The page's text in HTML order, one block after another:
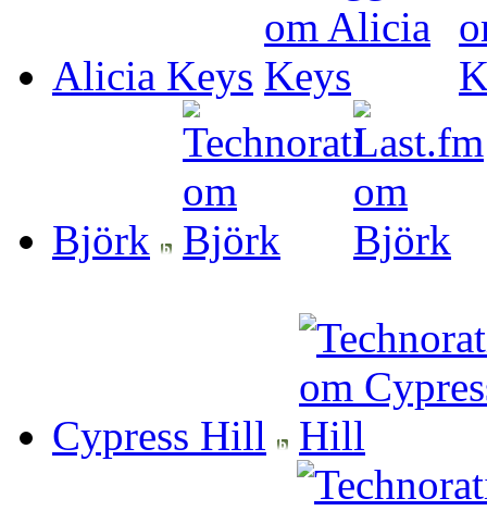
Alicia Keys
Björk
Cypress Hill